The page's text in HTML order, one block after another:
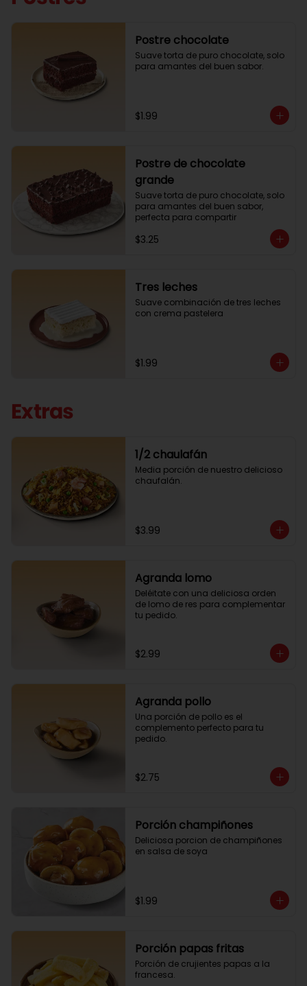
Postre chocolate
Suave torta de puro chocolate, solo
para amantes del buen sabor.
$1.99
Postre de chocolate
grande
Suave torta de puro chocolate, solo
para amantes del buen sabor,
perfecta para compartir
$3.25
Tres leches
Suave combinación de tres leches
con crema pastelera
$1.99
Extras
1/2 chaulafán
Media porción de nuestro delicioso
chaufalán.
$3.99
Agranda lomo
Deléitate con una deliciosa orden
de lomo de res para complementar
tu pedido.
$2.99
Agranda pollo
Una porción de pollo es el
complemento perfecto para tu
pedido.
$2.75
Porción champiñones
Deliciosa porcion de champiñones
en salsa de soya
$1.99
Porción papas fritas
Porción de crujientes papas a la
francesa.